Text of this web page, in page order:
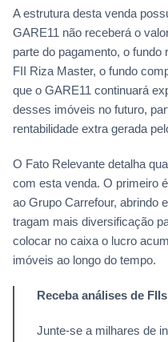
A estrutura desta venda
GARE11 não receberá o
parte do pagamento, o
FII Riza Master, o fundo
que o GARE11 continuará
desses imóveis no futuro,
rentabilidade extra gerada
O Fato Relevante detalha
com esta venda. O primeiro
ao Grupo Carrefour, abrindo
tragam mais diversificação
colocar no caixa o lucro
imóveis ao longo do tempo.
Receba análises de
Junte-se a milhares de